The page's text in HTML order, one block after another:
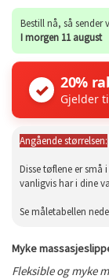
Bestill nå, så sender
I morgen 11 august
✓ 20%
Gjelder
Angående størrelsen:
Disse tøflene er små
vanligvis har i dine
Se måletabellen
Myke
Fleksible og myke